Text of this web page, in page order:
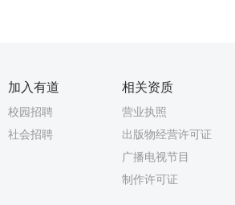
加入有道
校园招聘
社会招聘
相关资质
营业执照
出版物经营许可证
广播电视节目
制作许可证